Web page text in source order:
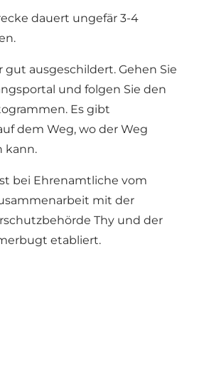
dauert ungefär 3-4
gut ausgeschildert. Gehen Sie
und folgen Sie den
Es gibt
dem Weg, wo der Weg
kann.
bei Ehrenamtliche vom
mit der
Thy und der
etabliert.